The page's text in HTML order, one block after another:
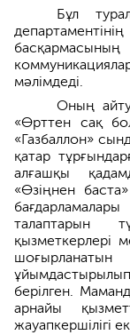
Бұл
басқармасының
мәлімдеді.
Оның
«Өрттен сақ
«Газбаллон»
қатар
алғашқы
«Өзіңнен
талаптарын
қызметкерлері
берілген.
арнайы
жауапкершілігі